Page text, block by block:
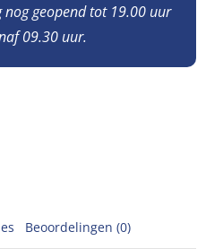
nog geopend tot 19.00 uur
09.30 uur.
Beoordelingen (0)